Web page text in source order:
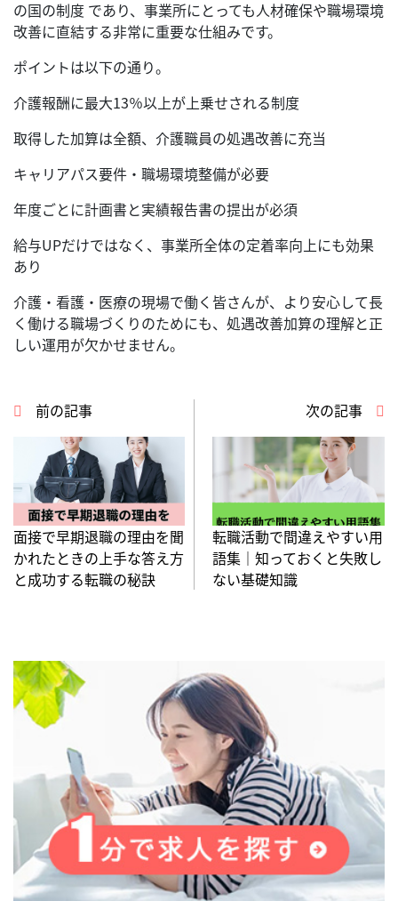
の国の制度 であり、事業所にとっても人材確保や職場環境
改善に直結する非常に重要な仕組みです。
ポイントは以下の通り。
介護報酬に最大13％以上が上乗せされる制度
取得した加算は全額、介護職員の処遇改善に充当
キャリアパス要件・職場環境整備が必要
年度ごとに計画書と実績報告書の提出が必須
給与UPだけではなく、事業所全体の定着率向上にも効果
あり
介護・看護・医療の現場で働く皆さんが、より安心して長
く働ける職場づくりのためにも、処遇改善加算の理解と正
しい運用が欠かせません。
前の記事
面接で早期退職の理由を聞
かれたときの上手な答え方
と成功する転職の秘訣
次の記事
転職活動で間違えやすい用
語集｜知っておくと失敗し
ない基礎知識